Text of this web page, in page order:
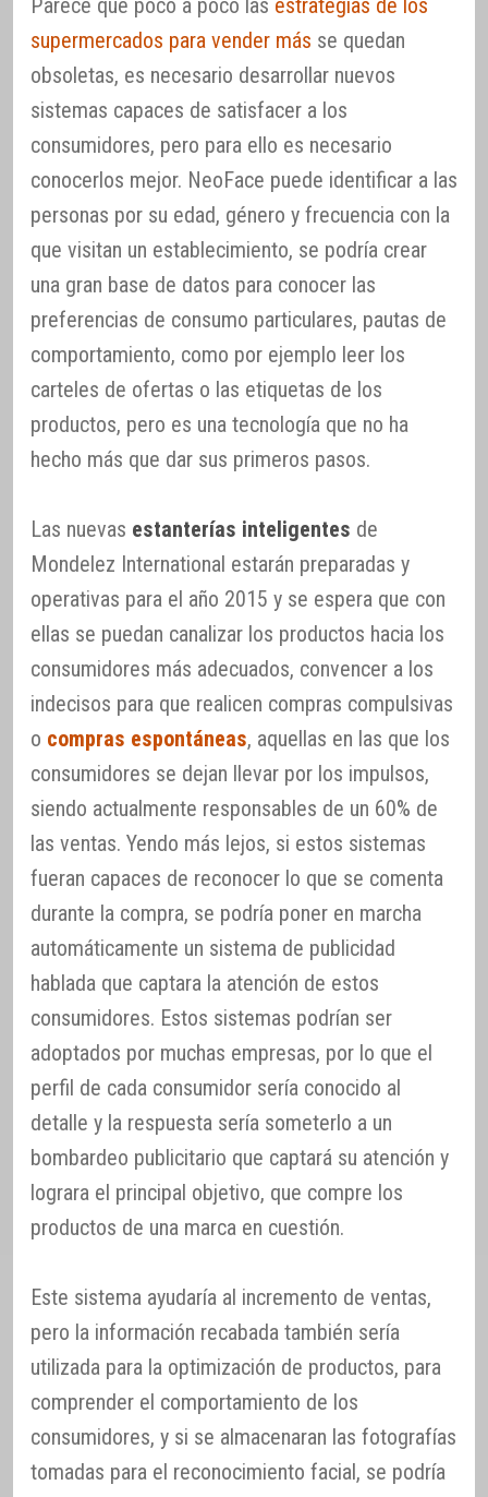
Parece que poco a poco las estrategias de los
supermercados para vender más se quedan
obsoletas, es necesario desarrollar nuevos
sistemas capaces de satisfacer a los
consumidores, pero para ello es necesario
conocerlos mejor. NeoFace puede identificar a las
personas por su edad, género y frecuencia con la
que visitan un establecimiento, se podría crear
una gran base de datos para conocer las
preferencias de consumo particulares, pautas de
comportamiento, como por ejemplo leer los
carteles de ofertas o las etiquetas de los
productos, pero es una tecnología que no ha
hecho más que dar sus primeros pasos.
Las nuevas estanterías inteligentes de
Mondelez International estarán preparadas y
operativas para el año 2015 y se espera que con
ellas se puedan canalizar los productos hacia los
consumidores más adecuados, convencer a los
indecisos para que realicen compras compulsivas
o compras espontáneas, aquellas en las que los
consumidores se dejan llevar por los impulsos,
siendo actualmente responsables de un 60% de
las ventas. Yendo más lejos, si estos sistemas
fueran capaces de reconocer lo que se comenta
durante la compra, se podría poner en marcha
automáticamente un sistema de publicidad
hablada que captara la atención de estos
consumidores. Estos sistemas podrían ser
adoptados por muchas empresas, por lo que el
perfil de cada consumidor sería conocido al
detalle y la respuesta sería someterlo a un
bombardeo publicitario que captará su atención y
lograra el principal objetivo, que compre los
productos de una marca en cuestión.
Este sistema ayudaría al incremento de ventas,
pero la información recabada también sería
utilizada para la optimización de productos, para
comprender el comportamiento de los
consumidores, y si se almacenaran las fotografías
tomadas para el reconocimiento facial, se podría